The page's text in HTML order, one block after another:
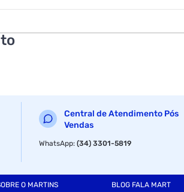
portoes pivolantes, portas de
de cftv
Central de Atendimento Pós
Vendas
WhatsApp:(34) 3301-5819
O MARTINS BLOG FALA MART